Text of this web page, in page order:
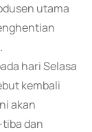
utama
hari Selasa
kembali
akan
dan